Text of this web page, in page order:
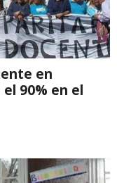
en
90% en el